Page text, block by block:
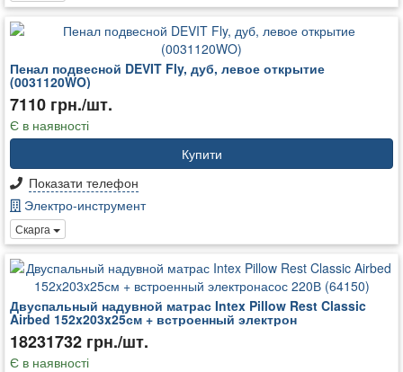
Пенал подвесной DEVIT Fly, дуб, левое открытие
(0031120WO)
7110 грн./шт.
Є в наявності
Купити
Показати телефон
Электро-инструмент
Скарга
Двуспальный надувной матрас Intex Pillow Rest Classic
Airbed 152x203x25см + встроенный электрон
18231732 грн./шт.
Є в наявності